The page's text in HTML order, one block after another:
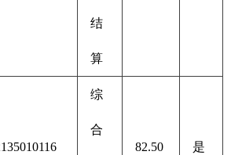
结
算
综
合
82.50 是